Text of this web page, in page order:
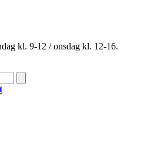
kl. 9-12 / onsdag kl. 12-16.